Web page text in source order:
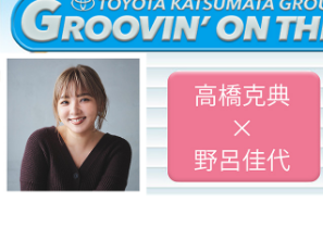
いた女性の方のお孫さんがおっしゃった
と思います。
「祖母は亡くなるまでずっと、『あの時
ければよかった……』そう言っていました
いのはな慰霊碑
合わせて、地元の皆さんからもこの悲惨
いこうと慰霊の会が発足。毎年8月5日に
ようになりました。1992年には、地元
ご協力で犠牲となった方のお名前が刻ま
調査も40年以上にわたって、地道に続け